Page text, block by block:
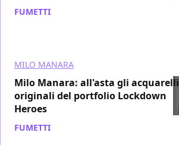
FUMETTI
MILO MANARA
Milo Manara: all'asta gli acquarelli
originali del portfolio Lockdown
Heroes
FUMETTI